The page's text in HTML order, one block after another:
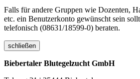
Falls für andere Gruppen wie Dozenten,
etc. ein Benutzerkonto gewünscht sein
telefonisch (08631/18599-0) beraten.
schließen
Biebertaler Blutegelzucht GmbH